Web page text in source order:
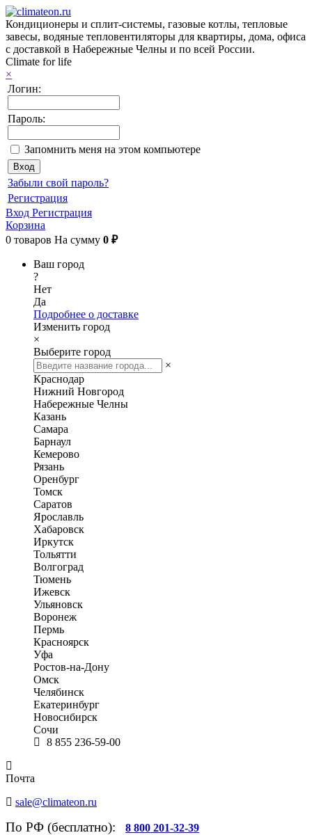
Кондиционеры и сплит-системы, газовые котлы, тепловые
завесы, водяные тепловентиляторы для квартиры, дома, офиса
с доставкой в Набережные Челны и по всей России.
Climate for life
×
Логин:
Пароль:
Запомнить меня на этом компьютере
Забыли свой пароль?
Регистрация
Вход Регистрация
Корзина
0 товаров На сумму 0 ₽
Ваш город
?
Нет
Да
Подробнее о доставке
Изменить город
×
Выберите город
×
Краснодар
Нижний Новгород
Набережные Челны
Казань
Самара
Барнаул
Кемерово
Рязань
Оренбург
Томск
Саратов
Ярославль
Хабаровск
Иркутск
Тольятти
Волгоград
Тюмень
Ижевск
Ульяновск
Воронеж
Пермь
Красноярск
Уфа
Ростов-на-Дону
Омск
Челябинск
Екатеринбург
Новосибирск
Сочи
8 855 236-59-00
Почта
sale@climateon.ru
По РФ (бесплатно): 8 800 201-32-39